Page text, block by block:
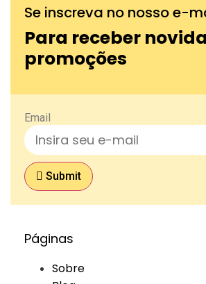
Se inscreva no nosso e-
Para receber
promoções
Email
Submit
Páginas
Sobre